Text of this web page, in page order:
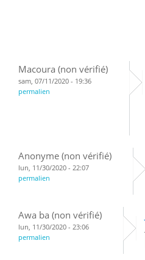
Macoura (non vérifié)
sam, 07/11/2020 - 19:36
permalien
Anonyme (non vérifié)
lun, 11/30/2020 - 22:07
permalien
Awa ba (non vérifié)
lun, 11/30/2020 - 23:06
permalien